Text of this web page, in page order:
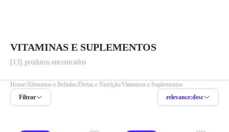
VITAMINAS E SUPLEMENTOS
[13] produtos encontrados
Home Alimentos e Bebidas Dietas e Nutrição Vitaminas e Suplementos
Filtrar
relevance:desc